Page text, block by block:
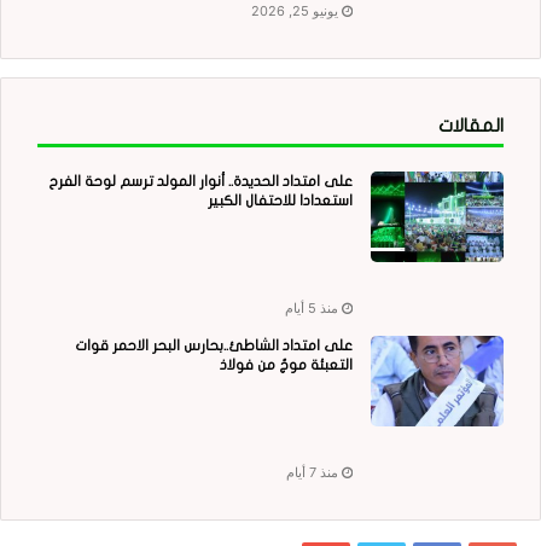
يونيو 25, 2026
المقالات
على امتداد الحديدة.. أنوار المولد ترسم لوحة الفرح
استعدادا للاحتفال الكبير
منذ 5 أيام
على امتداد الشاطئ..بحارس البحر الاحمر قوات
التعبئة موجٌ من فولاذ
منذ 7 أيام